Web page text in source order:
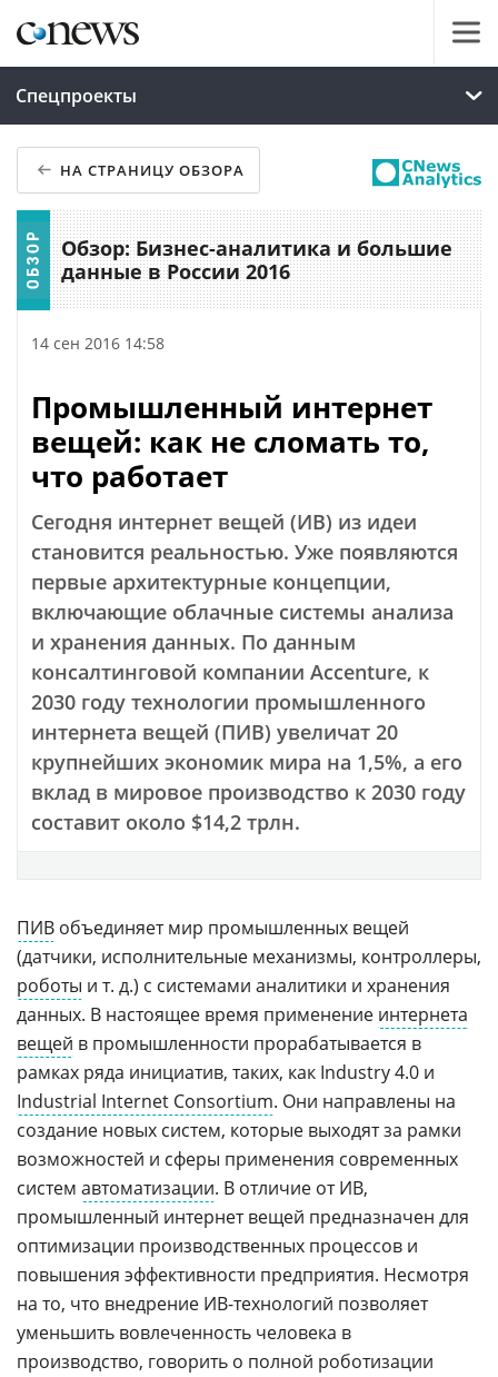
Спецпроекты
НА СТРАНИЦУ ОБЗОРА
Обзор: Бизнес-аналитика и большие
данные в России 2016
14 сен 2016 14:58
Промышленный интернет
вещей: как не сломать то,
что работает
Сегодня интернет вещей (ИВ) из идеи
становится реальностью. Уже появляются
первые архитектурные концепции,
включающие облачные системы анализа
и хранения данных. По данным
консалтинговой компании Accenture, к
2030 году технологии промышленного
интернета вещей (ПИВ) увеличат 20
крупнейших экономик мира на 1,5%, а его
вклад в мировое производство к 2030 году
составит около $14,2 трлн.
ПИВ объединяет мир промышленных вещей
(датчики, исполнительные механизмы, контроллеры,
роботы и т. д.) с системами аналитики и хранения
данных. В настоящее время применение интернета
вещей в промышленности прорабатывается в
рамках ряда инициатив, таких, как Industry 4.0 и
Industrial Internet Consortium. Они направлены на
создание новых систем, которые выходят за рамки
возможностей и сферы применения современных
систем автоматизации. В отличие от ИВ,
промышленный интернет вещей предназначен для
оптимизации производственных процессов и
повышения эффективности предприятия. Несмотря
на то, что внедрение ИВ-технологий позволяет
уменьшить вовлеченность человека в
производство, говорить о полной роботизации